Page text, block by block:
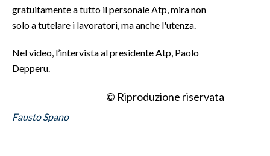
3 MINUTI CON
INFO AZIENDE
NECROLOGI
gratuitamente a tutto il personale Atp, mira non
solo a tutelare i lavoratori, ma anche l'utenza.
Nel video, l’intervista al presidente Atp, Paolo
Depperu.
© Riproduzione riservata
Fausto Spano